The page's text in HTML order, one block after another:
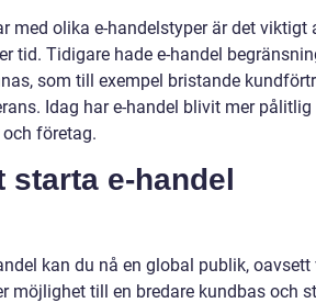
med olika e-handelstyper är det viktigt
tid. Tidigare hade e-handel
som till exempel bristande
Idag har e-handel blivit mer pålitlig
företag.
starta e-handel
kan du nå en global publik, oavsett
möjlighet till en bredare kundbas och